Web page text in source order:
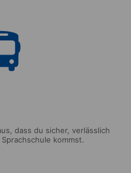
dass du sicher, verlässlich
kommst.